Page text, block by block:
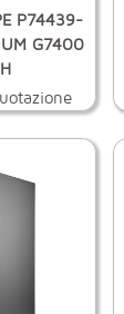
P74439-
G7400